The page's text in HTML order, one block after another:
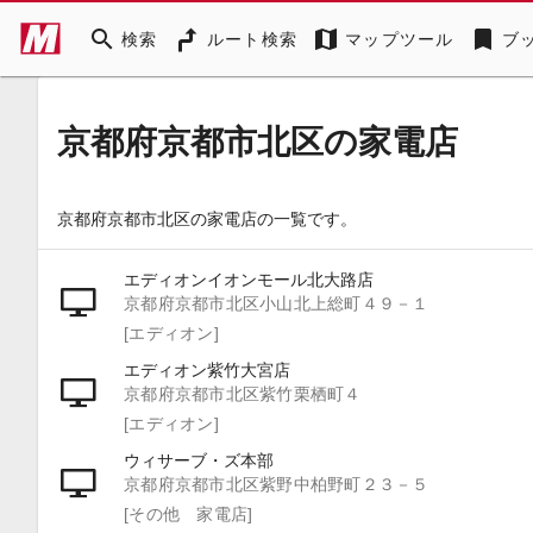
search 検索 ルート検索 map マップツール bookmark ブ
京都府京都市北区の家電店
京都府京都市北区の家電店の一覧です。
エディオンイオンモール北大路店
京都府京都市北区小山北上総町４９－１
[エディオン]
エディオン紫竹大宮店
京都府京都市北区紫竹栗栖町４
[エディオン]
ウィサーブ・ズ本部
京都府京都市北区紫野中柏野町２３－５
[その他 家電店]